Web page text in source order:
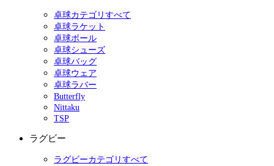
卓球カテゴリすべて
卓球ラケット
卓球ボール
卓球シューズ
卓球バッグ
卓球ウェア
卓球ラバー
Butterfly
Nittaku
TSP
ラグビー
ラグビーカテゴリすべて